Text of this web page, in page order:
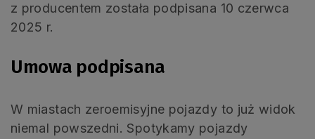
z producentem została podpisana 10 czerwca
2025 r.
Umowa podpisana
W miastach zeroemisyjne pojazdy to już widok
niemal powszedni. Spotykamy pojazdy